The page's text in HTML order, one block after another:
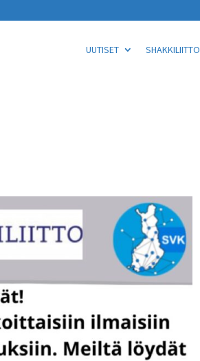
UUTISET SHAKKILIITTO